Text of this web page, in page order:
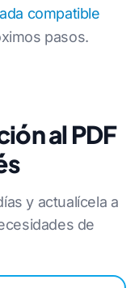
compatible
pasos.
al PDF
y actualícela a
de